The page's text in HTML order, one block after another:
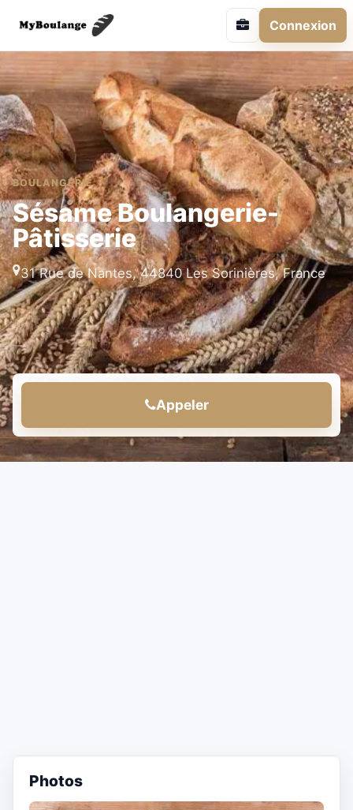
Connexion
BOULANGERIE
Sésame Boulangerie-
Pâtisserie
31 Rue de Nantes, 44840 Les Sorinières, France
Appeler
Photos